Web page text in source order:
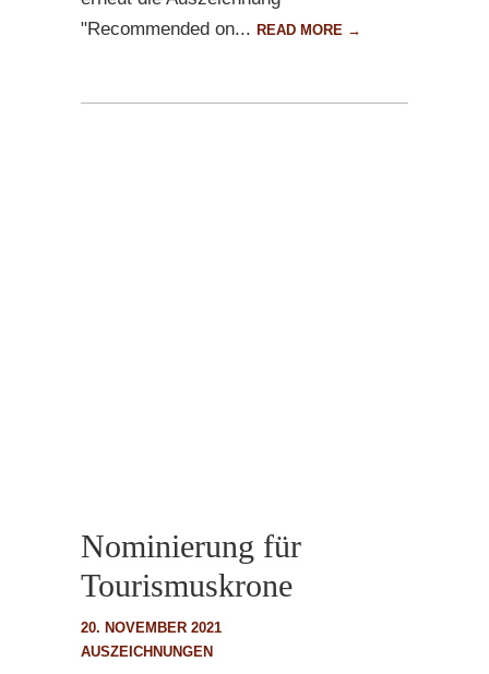
"Recommended on... READ MORE →
Nominierung für
Tourismuskrone
20. NOVEMBER 2021
AUSZEICHNUNGEN